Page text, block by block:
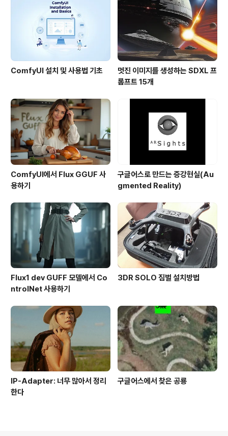
퓨전용 GUI중에서도 제일 강력하며, 현재 거의 대세로 자
리잡고 있는 ComfyUI를 사용합니다. Com..
ComfyUI 설치 및 사용법 기초
멋진 이미지를 생성하는 SDXL 프
롬프트 15개
ComfyUI에서 Flux GGUF 사
용하기
구글어스로 만드는 증강현실(Au
gmented Reality)
Flux1 dev GUFF 모델에서 Co
ntrolNet 사용하기
3DR SOLO 짐벌 설치방법
IP-Adapter: 너무 많아서 정리
한다
구글어스에서 찾은 공룡